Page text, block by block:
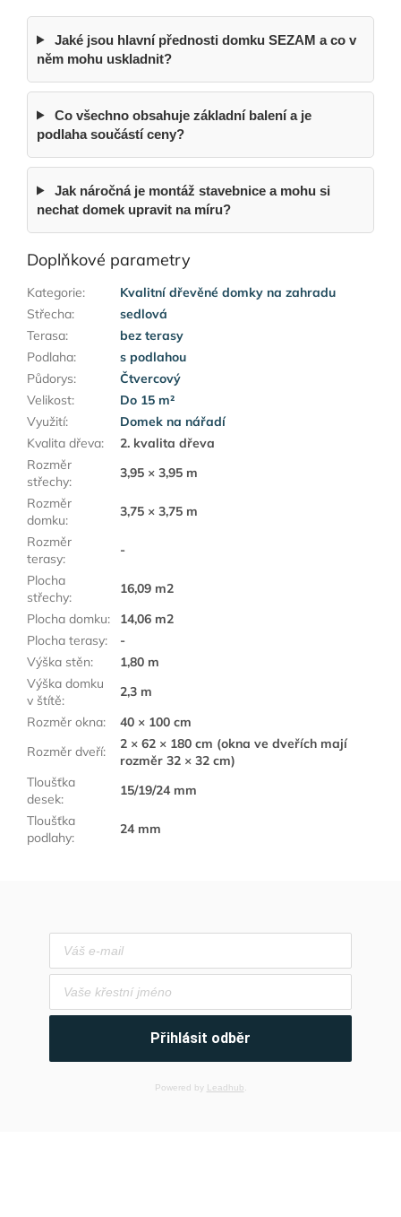
Jaké jsou hlavní přednosti domku SEZAM a co v
něm mohu uskladnit?
Co všechno obsahuje základní balení a je
podlaha součástí ceny?
Jak náročná je montáž stavebnice a mohu si
nechat domek upravit na míru?
Doplňkové parametry
Kategorie:
Kvalitní dřevěné domky na zahradu
Střecha:
sedlová
Terasa:
bez terasy
Podlaha:
s podlahou
Půdorys:
Čtvercový
Velikost:
Do 15 m²
Využití:
Domek na nářadí
Kvalita dřeva:
2. kvalita dřeva
Rozměr
střechy:
3,95 × 3,95 m
Rozměr
domku:
3,75 × 3,75 m
Rozměr
terasy:
-
Plocha
střechy:
16,09 m2
Plocha domku:
14,06 m2
Plocha terasy:
-
Výška stěn:
1,80 m
Výška domku
v štítě:
2,3 m
Rozměr okna:
40 × 100 cm
Rozměr dveří:
2 × 62 × 180 cm (okna ve dveřích mají
rozměr 32 × 32 cm)
Tloušťka
desek:
15/19/24 mm
Tloušťka
podlahy:
24 mm
Přihlásit odběr
Powered by Leadhub